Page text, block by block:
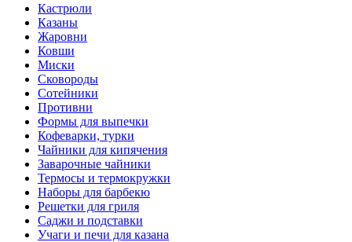
Кастрюли
Казаны
Жаровни
Ковши
Миски
Сковороды
Сотейники
Противни
Формы для выпечки
Кофеварки, турки
Чайники для кипячения
Заварочные чайники
Термосы и термокружки
Наборы для барбекю
Решетки для гриля
Саджи и подставки
Учаги и печи для казана